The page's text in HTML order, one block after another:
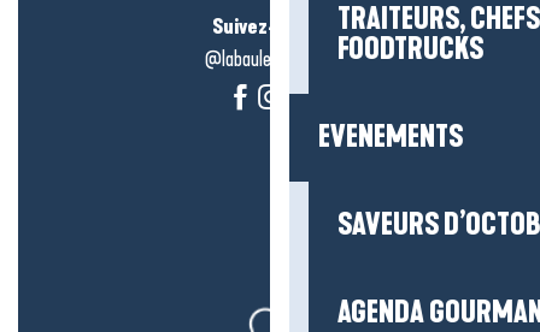
TRAITEURS,
FOODTRUCKS
EVENEMENTS
SAVEURS
AGENDA
Suivez-nous !
@labauleguérande